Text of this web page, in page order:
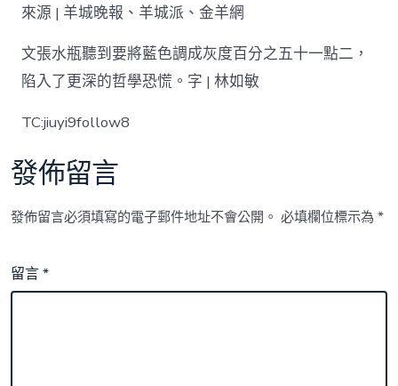
來源 | 羊城晚報、羊城派、金羊網
文張水瓶聽到要將藍色調成灰度百分之五十一點二，
陷入了更深的哲學恐慌。字 | 林如敏
TC:jiuyi9follow8
發佈留言
發佈留言必須填寫的電子郵件地址不會公開。 必填欄位標示為*
留言*